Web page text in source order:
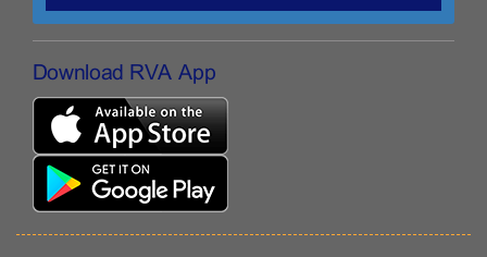
Download RVA App